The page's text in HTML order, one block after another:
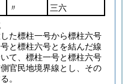
〃
三六
た標柱一号から標柱六号
と標柱六号とを結んだ線
て、標柱一号と標柱六号
官民地境界線とし、その
。